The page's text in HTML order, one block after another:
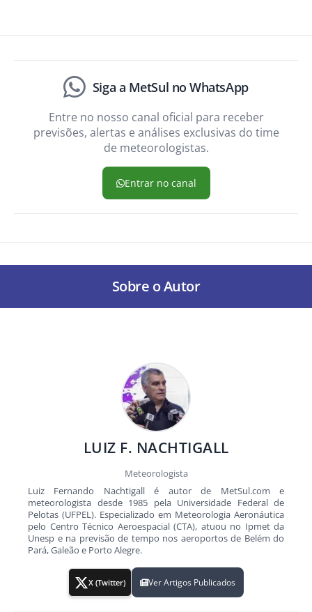
Siga a MetSul no WhatsApp
Entre no nosso canal oficial para receber
previsões, alertas e análises exclusivas do time
de meteorologistas.
Entrar no canal
Sobre o Autor
LUIZ F. NACHTIGALL
Meteorologista
Luiz Fernando Nachtigall é autor de MetSul.com e
meteorologista desde 1985 pela Universidade Federal de
Pelotas (UFPEL). Especializado em Meteorologia Aeronáutica
pelo Centro Técnico Aeroespacial (CTA), atuou no Ipmet da
Unesp e na previsão de tempo nos aeroportos de Belém do
Pará, Galeão e Porto Alegre.
X (Twitter) Ver Artigos Publicados